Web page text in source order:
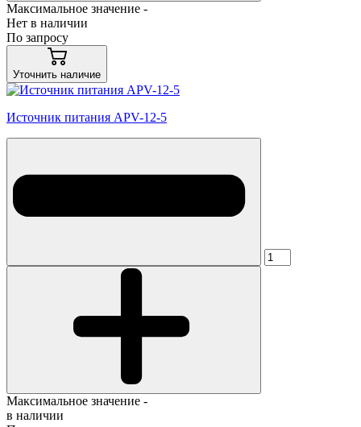
Максимальное значение -
Нет в наличии
По запросу
Уточнить наличие
Источник питания APV-12-5
Максимальное значение -
в наличии